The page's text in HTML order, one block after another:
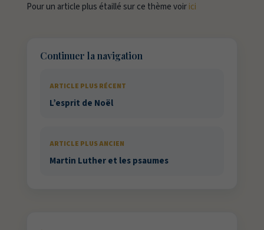
Pour un article plus étaillé sur ce thème voirici
Continuer la navigation
ARTICLE PLUS RÉCENT
L’esprit de Noël
ARTICLE PLUS ANCIEN
Martin Luther et les psaumes